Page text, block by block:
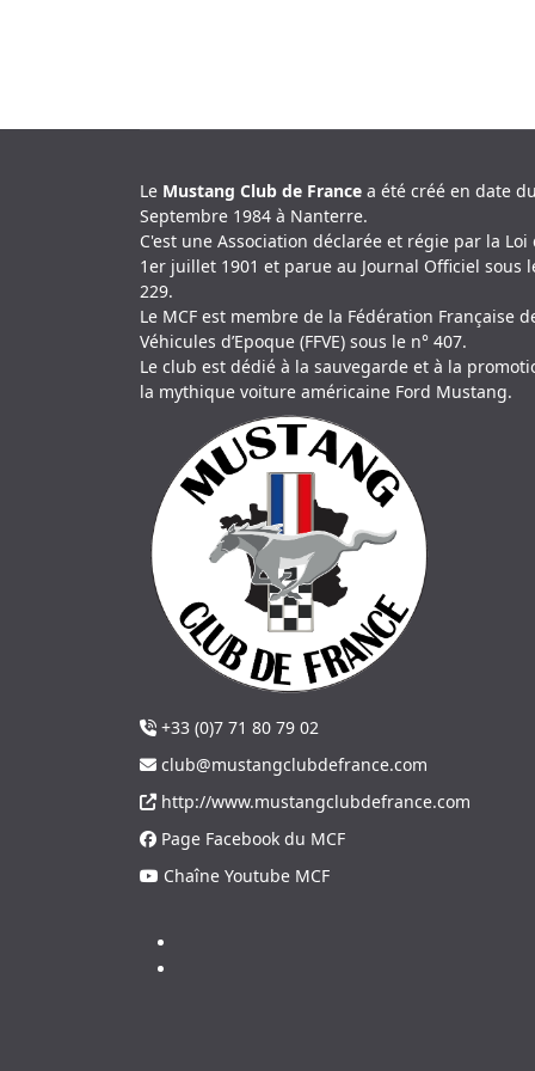
Le Mustang Club de France a été créé en date
Septembre 1984 à Nanterre.
C'est une Association déclarée et régie par la Loi
1er juillet 1901 et parue au Journal Officiel sous
229.
Le MCF est membre de la Fédération Française
Véhicules d’Epoque (FFVE) sous le n° 407.
Le club est dédié à la sauvegarde et à la
la mythique voiture américaine Ford Mustang.
+33 (0)7 71 80 79 02
club@mustangclubdefrance.com
http://www.mustangclubdefrance.com
Page Facebook du MCF
Chaîne Youtube MCF